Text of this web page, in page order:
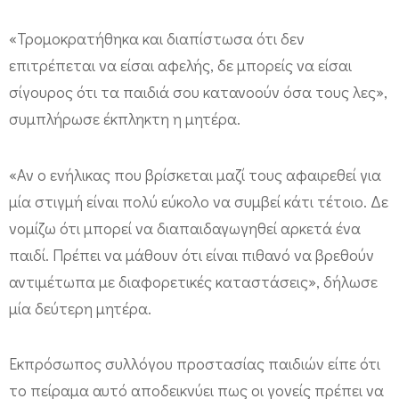
o
)
«Τρομοκρατήθηκα και διαπίστωσα ότι δεν
επιτρέπεται να είσαι αφελής, δε μπορείς να είσαι
σίγουρος ότι τα παιδιά σου κατανοούν όσα τους λες»,
συμπλήρωσε έκπληκτη η μητέρα.
«Αν ο ενήλικας που βρίσκεται μαζί τους αφαιρεθεί για
μία στιγμή είναι πολύ εύκολο να συμβεί κάτι τέτοιο. Δε
νομίζω ότι μπορεί να διαπαιδαγωγηθεί αρκετά ένα
παιδί. Πρέπει να μάθουν ότι είναι πιθανό να βρεθούν
αντιμέτωπα με διαφορετικές καταστάσεις», δήλωσε
μία δεύτερη μητέρα.
Εκπρόσωπος συλλόγου προστασίας παιδιών είπε ότι
το πείραμα αυτό αποδεικνύει πως οι γονείς πρέπει να